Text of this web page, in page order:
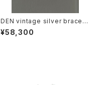
DEN vintage silver bracele
t
¥58,300